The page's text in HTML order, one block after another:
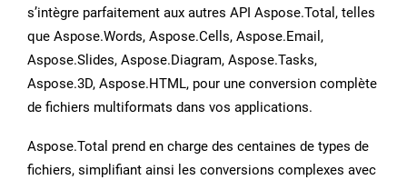
s’intègre parfaitement aux autres API Aspose.Total, telles
que Aspose.Words, Aspose.Cells, Aspose.Email,
Aspose.Slides, Aspose.Diagram, Aspose.Tasks,
Aspose.3D, Aspose.HTML, pour une conversion complète
de fichiers multiformats dans vos applications.
Aspose.Total prend en charge des centaines de types de
fichiers, simplifiant ainsi les conversions complexes avec